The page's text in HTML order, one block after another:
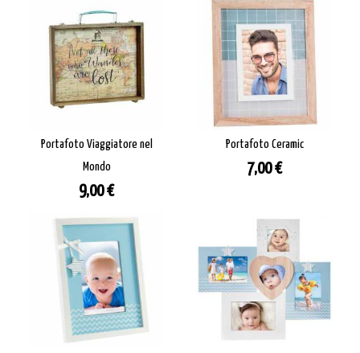
Portafoto Viaggiatore nel
Mondo
Prezzo
9,00 €
Portafoto Ceramic
Prezzo
7,00 €